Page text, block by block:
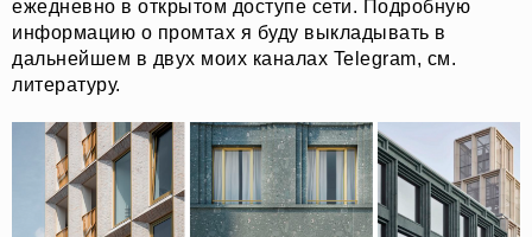
ежедневно в открытом доступе сети. Подробную
информацию о промтах я буду выкладывать в
дальнейшем в двух моих каналах Telegram, см.
литературу.